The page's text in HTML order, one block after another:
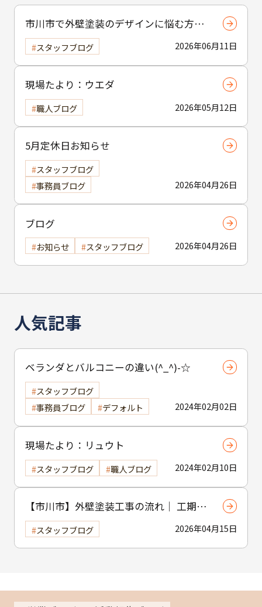
市川市で外壁塗装のデザインに悩む方へ
｜ 色選びの失敗を防ぐポイント
2026年06月11日
スタッフブログ
現場たより：ウエダ
2026年05月12日
職人ブログ
5月定休日お知らせ
2026年04月26日
スタッフブログ
事務員ブログ
ブログ
2026年04月26日
お知らせ スタッフブログ
人気記事
ベランダとバルコニーの違い(^_^)-☆
2024年02月02日
スタッフブログ
事務員ブログ
デフォルト
現場たより：リュウト
2024年02月10日
スタッフブログ 職人ブログ
【市川市】外壁塗装工事の流れ｜ 工期・
工程・作業内容をわかりやすく解説2026年04月15日
スタッフブログ